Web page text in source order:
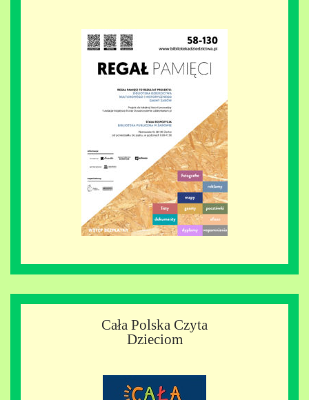
Cała Polska Czyta
Dzieciom